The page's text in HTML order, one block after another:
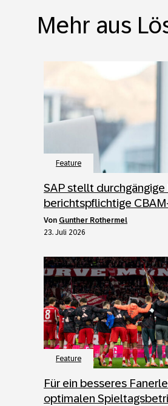
Mehr aus
Feature
SAP stellt durchgängige
berichtspflichtige
von Gunther Rothermel
23. Juli 2026
Feature
Für ein besseres
optimalen